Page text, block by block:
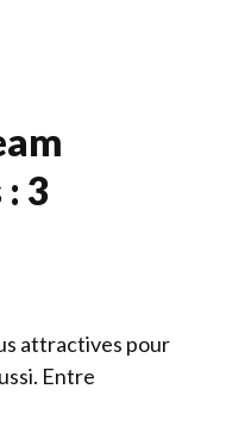
3
attractives pour
Entre